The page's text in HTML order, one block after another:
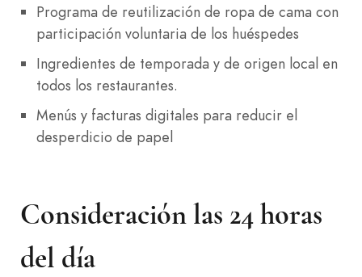
Programa de reutilización de ropa de cama con
participación voluntaria de los huéspedes
Ingredientes de temporada y de origen local en
todos los restaurantes.
Menús y facturas digitales para reducir el
desperdicio de papel
Consideración las 24 horas
del día